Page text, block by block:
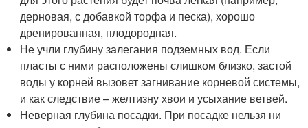
дерновая, с добавкой торфа и песка), хорошо
дренированная, плодородная.
Не учли глубину залегания подземных вод. Если
пласты с ними расположены слишком близко, застой
воды у корней вызовет загнивание корневой системы,
и как следствие – желтизну хвои и усыхание ветвей.
Неверная глубина посадки. При посадке нельзя ни